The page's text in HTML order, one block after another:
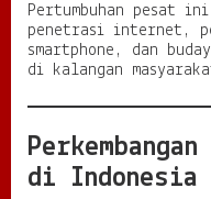
Pertumbuhan pesat
penetrasi internet,
smartphone, dan
di kalangan
di Indonesia